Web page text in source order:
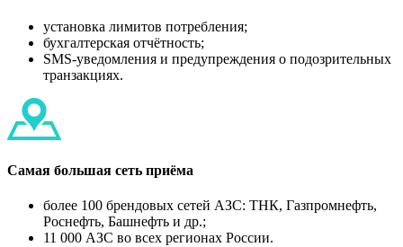
установка лимитов потребления;
бухгалтерская отчётность;
SMS-уведомления и предупреждения о подозрительных
транзакциях.
Самая большая сеть приёма
более 100 брендовых сетей АЗС: ТНК, Газпромнефть,
Роснефть, Башнефть и др.;
11 000 АЗС во всех регионах России.